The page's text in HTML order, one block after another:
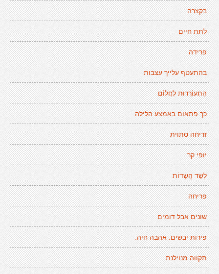
בקצרה
לתת חיים
פרידה
בהתעטף עלייך עצבות
הִתְעוֹרְרוּת לְחֲלוֹם
כך פתאום באמצע הלילה
זריחה סתוית
יופי קר
לְשַד הֲשָדוֹת
פריחה
שונים אבל דומים
פירות יבשים. אהבה חיה.
תקווה מנוילנת